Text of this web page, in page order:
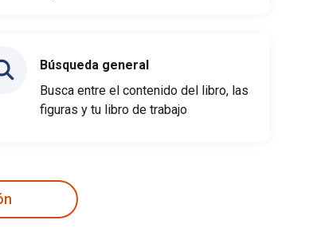
Búsqueda general
Busca entre el contenido del libro, las
figuras y tu libro de trabajo